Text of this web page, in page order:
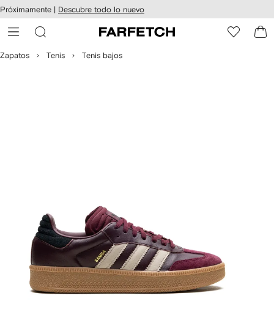
al
Próximamente | Descubre todo lo nuevo
Zapatos Tenis Tenis bajos